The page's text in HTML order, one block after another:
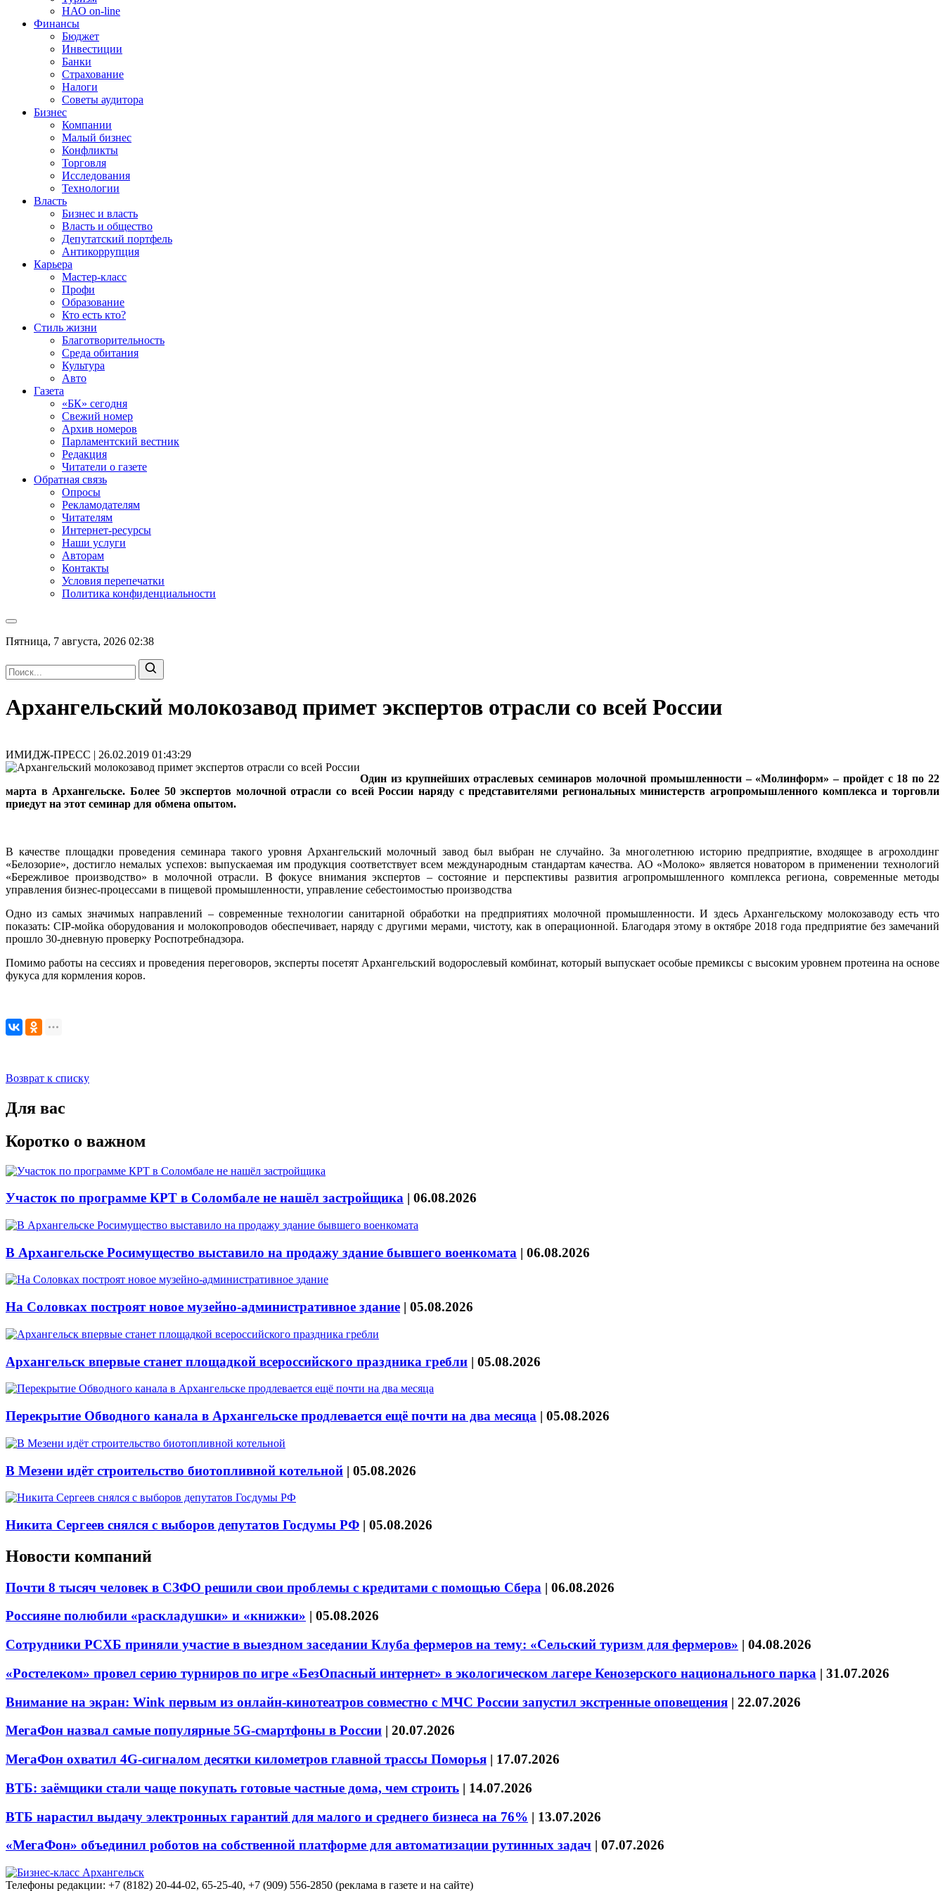
НАО on-line
Финансы
Бюджет
Инвестиции
Банки
Страхование
Налоги
Советы аудитора
Бизнес
Компании
Малый бизнес
Конфликты
Торговля
Исследования
Технологии
Власть
Бизнес и власть
Власть и общество
Депутатский портфель
Антикоррупция
Карьера
Мастер-класс
Профи
Образование
Кто есть кто?
Стиль жизни
Благотворительность
Среда обитания
Культура
Авто
Газета
«БК» сегодня
Свежий номер
Архив номеров
Парламентский вестник
Редакция
Читатели о газете
Обратная связь
Опросы
Рекламодателям
Читателям
Интернет-ресурсы
Наши услуги
Авторам
Контакты
Условия перепечатки
Политика конфиденциальности
Пятница, 7 августа, 2026 02:38
Архангельский молокозавод примет экспертов отрасли со всей России
ИМИДЖ-ПРЕСС | 26.02.2019 01:43:29
Один из крупнейших отраслевых семинаров молочной промышленности – «Молинформ» – пройдет с 18 по 22
марта в Архангельске. Более 50 экспертов молочной отрасли со всей России наряду с представителями региональных министерств агропромышленного комплекса и торговли
приедут на этот семинар для обмена опытом.
В качестве площадки проведения семинара такого уровня Архангельский молочный завод был выбран не случайно. За многолетнюю историю предприятие, входящее в агрохолдинг
«Белозорие», достигло немалых успехов: выпускаемая им продукция соответствует всем международным стандартам качества. АО «Молоко» является новатором в применении технологий
«Бережливое производство» в молочной отрасли. В фокусе внимания экспертов – состояние и перспективы развития агропромышленного комплекса региона, современные методы
управления бизнес-процессами в пищевой промышленности, управление себестоимостью производства
Одно из самых значимых направлений – современные технологии санитарной обработки на предприятиях молочной промышленности. И здесь Архангельскому молокозаводу есть что
показать: CIP-мойка оборудования и молокопроводов обеспечивает, наряду с другими мерами, чистоту, как в операционной. Благодаря этому в октябре 2018 года предприятие без замечаний
прошло 30-дневную проверку Роспотребнадзора.
Помимо работы на сессиях и проведения переговоров, эксперты посетят Архангельский водорослевый комбинат, который выпускает особые премиксы с высоким уровнем протеина на основе
фукуса для кормления коров.
Возврат к списку
Для вас
Коротко о важном
Участок по программе КРТ в Соломбале не нашёл застройщика | 06.08.2026
В Архангельске Росимущество выставило на продажу здание бывшего военкомата | 06.08.2026
На Соловках построят новое музейно-административное здание | 05.08.2026
Архангельск впервые станет площадкой всероссийского праздника гребли | 05.08.2026
Перекрытие Обводного канала в Архангельске продлевается ещё почти на два месяца | 05.08.2026
В Мезени идёт строительство биотопливной котельной | 05.08.2026
Никита Сергеев снялся с выборов депутатов Госдумы РФ | 05.08.2026
Новости компаний
Почти 8 тысяч человек в СЗФО решили свои проблемы с кредитами с помощью Сбера | 06.08.2026
Россияне полюбили «раскладушки» и «книжки» | 05.08.2026
Сотрудники РСХБ приняли участие в выездном заседании Клуба фермеров на тему: «Сельский туризм для фермеров» | 04.08.2026
«Ростелеком» провел серию турниров по игре «БезОпасный интернет» в экологическом лагере Кенозерского национального парка | 31.07.2026
Внимание на экран: Wink первым из онлайн-кинотеатров совместно с МЧС России запустил экстренные оповещения | 22.07.2026
МегаФон назвал самые популярные 5G-смартфоны в России | 20.07.2026
МегаФон охватил 4G-сигналом десятки километров главной трассы Поморья | 17.07.2026
ВТБ: заёмщики стали чаще покупать готовые частные дома, чем строить | 14.07.2026
ВТБ нарастил выдачу электронных гарантий для малого и среднего бизнеса на 76% | 13.07.2026
«МегаФон» объединил роботов на собственной платформе для автоматизации рутинных задач | 07.07.2026
Телефоны редакции: +7 (8182) 20-44-02, 65-25-40, +7 (909) 556-2850 (реклама в газете и на сайте)